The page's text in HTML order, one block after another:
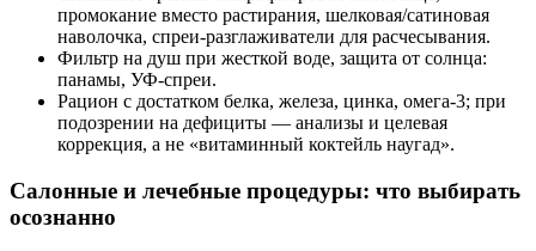
промокание вместо растирания, шелковая/сатиновая
наволочка, спреи-разглаживатели для расчесывания.
Фильтр на душ при жесткой воде, защита от солнца:
панамы, УФ‑спреи.
Рацион с достатком белка, железа, цинка, омега‑3; при
подозрении на дефициты — анализы и целевая
коррекция, а не «витаминный коктейль наугад».
Салонные и лечебные процедуры: что выбирать
осознанно